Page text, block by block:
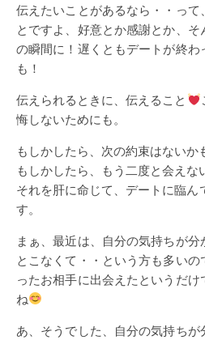
伝えたいことがあるなら・・って
とですよ、好意とか感謝とか、そ
の瞬間に！遅くともデートが終
も！
伝えられるときに、伝えること
悔しないためにも。
もしかしたら、次の約束はないか
もしかしたら、もう二度と会えな
それを肝に命じて、デートに臨ん
す。
まぁ、最近は、自分の気持ちが
とこなくて・・という方も多い
ったお相手に出会えたというだ
ね
あ、そうでした、自分の気持ちが